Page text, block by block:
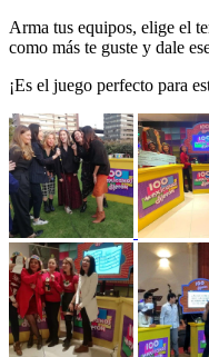
Arma tus equipos, elige el
como más te guste y dale
¡Es el juego perfecto para